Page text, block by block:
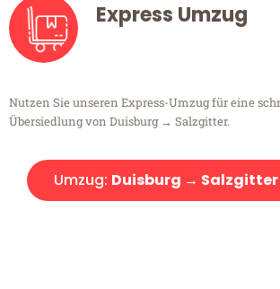
Express Umzug
Nutzen Sie unseren Express-Umzug für eine
Übersiedlung von Duisburg → Salzgitter.
Umzug: Duisburg → Salzgitter